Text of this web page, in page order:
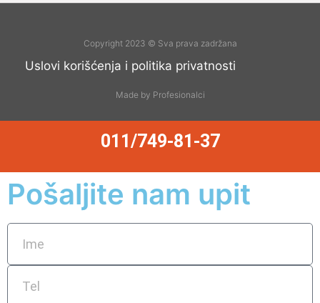
Copyright 2023 © Sva prava zadržana
Uslovi korišćenja i politika privatnosti
Made by Profesionalci
011/749-81-37
Pošaljite nam upit